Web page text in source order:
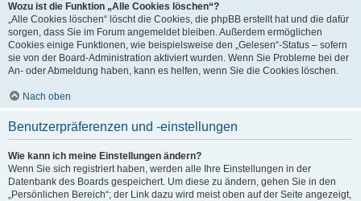
Wozu ist die Funktion „Alle Cookies löschen“?
„Alle Cookies löschen“ löscht die Cookies, die phpBB erstellt hat und die dafür
sorgen, dass Sie im Forum angemeldet bleiben. Außerdem ermöglichen
Cookies einige Funktionen, wie beispielsweise den „Gelesen“-Status – sofern
sie von der Board-Administration aktiviert wurden. Wenn Sie Probleme bei der
An- oder Abmeldung haben, kann es helfen, wenn Sie die Cookies löschen.
Nach oben
Benutzerpräferenzen und -einstellungen
Wie kann ich meine Einstellungen ändern?
Wenn Sie sich registriert haben, werden alle Ihre Einstellungen in der
Datenbank des Boards gespeichert. Um diese zu ändern, gehen Sie in den
„Persönlichen Bereich“; der Link dazu wird meist oben auf der Seite angezeigt,